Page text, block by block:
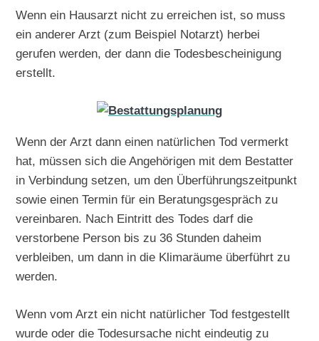
Wenn ein Hausarzt nicht zu erreichen ist, so muss
ein anderer Arzt (zum Beispiel Notarzt) herbei
gerufen werden, der dann die Todesbescheinigung
erstellt.
Wenn der Arzt dann einen natürlichen Tod vermerkt
hat, müssen sich die Angehörigen mit dem Bestatter
in Verbindung setzen, um den Überführungszeitpunkt
sowie einen Termin für ein Beratungsgespräch zu
vereinbaren. Nach Eintritt des Todes darf die
verstorbene Person bis zu 36 Stunden daheim
verbleiben, um dann in die Klimaräume überführt zu
werden.
Wenn vom Arzt ein nicht natürlicher Tod festgestellt
wurde oder die Todesursache nicht eindeutig zu